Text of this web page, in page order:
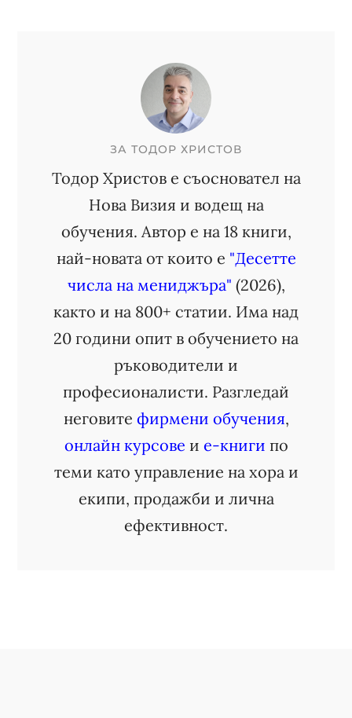
ЗА ТОДОР ХРИСТОВ
Тодор Христов е съосновател на
Нова Визия и водещ на
обучения. Автор е на 18 книги,
най-новата от които е "Десетте
числа на мениджъра" (2026),
както и на 800+ статии. Има над
20 години опит в обучението на
ръководители и
професионалисти. Разгледай
неговите фирмени обучения,
онлайн курсове и е-книги по
теми като управление на хора и
екипи, продажби и лична
ефективност.